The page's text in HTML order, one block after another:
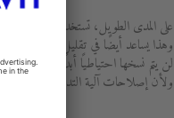
على المدى الطويل، تستخدم المبولات
وهذا يساعد أيضًا في تقليل فاتورة
لن يتم نسخها احتياطيًا أبدًا وأن
ولأن إصلاحات آلية التدفق ليست